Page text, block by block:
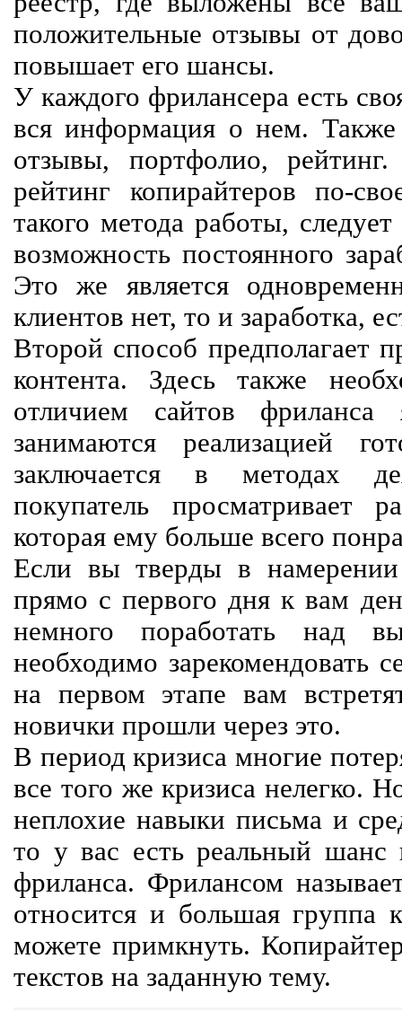
положительные отзывы от
повышает его шансы.
У каждого фрилансера есть
вся информация о нем. Также
отзывы, портфолио,
рейтинг копирайтеров по-
такого метода работы,
возможность постоянного
Это же является
клиентов нет, то и заработка,
Второй способ предполагает
контента. Здесь также
отличием сайтов
занимаются реализацией
заключается в методах
покупатель просматривает
которая ему больше всего
Если вы тверды в
прямо с первого дня к вам
немного поработать над
необходимо зарекомендовать
на первом этапе вам
новички прошли через это.
В период кризиса многие
все того же кризиса нелегко.
неплохие навыки письма и
то у вас есть реальный шанс
фриланса. Фрилансом
относится и большая группа
можете примкнуть.
текстов на заданную тему.